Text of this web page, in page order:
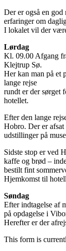
Der er også en
erfaringer om
I lokalet vil der
Lørdag
Kl. 09.00 Afgang
Klejtrup Sø.
Her kan man på et
lange rejse
rundt er der sørget
hotellet.
Efter den lange
Hobro. Der er
udstillinger på
Sidste stop er ved
kaffe og brød –
bestilt fint
Hjemkomst til
Søndag
Efter indtagelse af
på opdagelse i
Herefter er der
This form is